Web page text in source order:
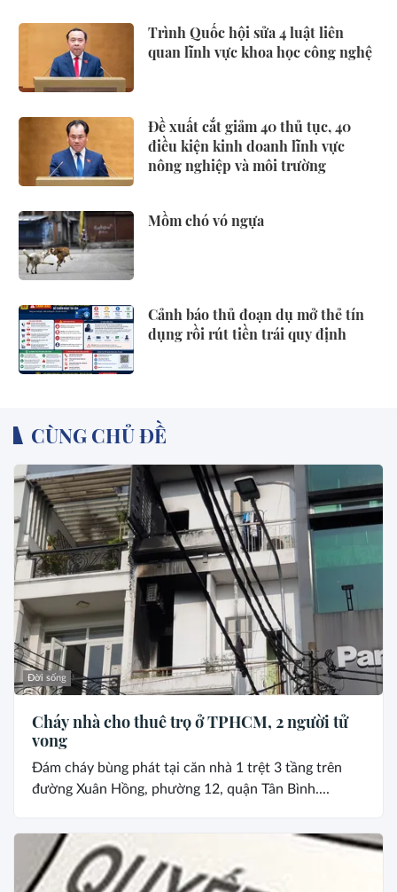
Trình Quốc hội sửa 4 luật liên
quan lĩnh vực khoa học công nghệ
Đề xuất cắt giảm 40 thủ tục, 40
điều kiện kinh doanh lĩnh vực
nông nghiệp và môi trường
Mồm chó vó ngựa
Cảnh báo thủ đoạn dụ mở thẻ tín
dụng rồi rút tiền trái quy định
CÙNG CHỦ ĐỀ
Đời sống
Cháy nhà cho thuê trọ ở TPHCM, 2 người tử
vong
Đám cháy bùng phát tại căn nhà 1 trệt 3 tầng trên
đường Xuân Hồng, phường 12, quận Tân Bình....